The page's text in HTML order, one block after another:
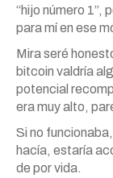
“hijo número 1”,
para mí en ese
Mira seré
bitcoin valdría
potencial
era muy alto,
Si no
hacía, estaría
de por vida.